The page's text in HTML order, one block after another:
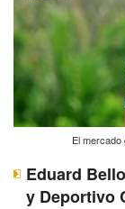
El
Eduard
y Deportivo